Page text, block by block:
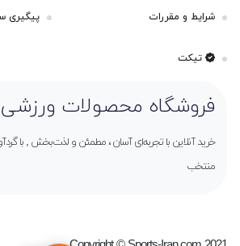
شرایط و مقررات پیگیری
تیکت
فروشگاه محصولات ورزشی
خرید آنلاین با تجربه‌ای آسان ، مطمئن و لذت‌بخش , با
منتخب